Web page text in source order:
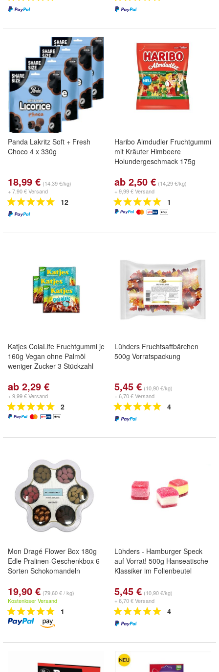
Panda Lakritz Soft + Fresh
Choco 4 x 330g
18,99 € (14,39 €/kg)
+ 7,90 € Versand
12
Haribo Almdudler Fruchtgummi
mit Kräuter Himbeere
Holundergeschmack 175g
ab 2,50 € (14,29 €/kg)
+ 9,99 € Versand
1
Katjes ColaLife Fruchtgummi je
160g Vegan ohne Palmöl
weniger Zucker 3 Stückzahl
ab 2,29 €
+ 9,99 € Versand
2
Lühders Fruchtsaftbärchen
500g Vorratspackung
5,45 € (10,90 €/kg)
+ 6,70 € Versand
4
Mon Dragé Flower Box 180g
Edle Pralinen-Geschenkbox 6
Sorten Schokomandeln
19,90 € (79,60 € / kg)
Kostenloser Versand
1
Lühders - Hamburger Speck
auf Vorrat! 500g Hanseatische
Klassiker im Folienbeutel
5,45 € (10,90 €/kg)
+ 6,70 € Versand
4